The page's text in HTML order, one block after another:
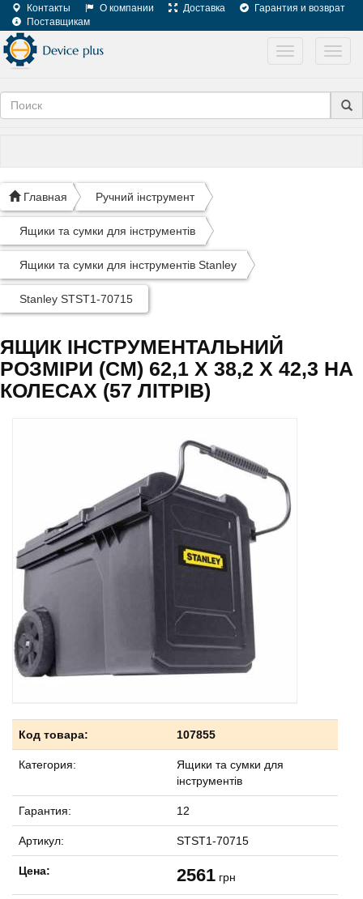
Контакты О компании Доставка
Гарантия и возврат
Поставщикам
Toggle
Главная Ручний інструмент
Ящики та сумки для інструментів
Ящики та сумки для інструментів Stanley
Stanley STST1-70715
ЯЩИК ІНСТРУМЕНТАЛЬНИЙ
РОЗМІРИ (СМ) 62,1 Х 38,2 Х 42,3 НА
КОЛЕСАХ (57 ЛІТРІВ)
Код товара: 107855
Категория:
Ящики та сумки для
інструментів
Гарантия: 12
Артикул: STST1-70715
Цена: 2561 грн